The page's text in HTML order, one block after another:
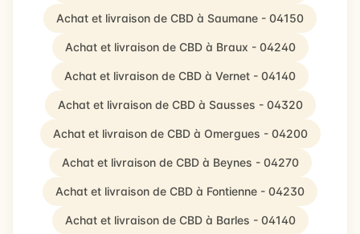
Achat et livraison de CBD à Saumane - 04150
Achat et livraison de CBD à Braux - 04240
Achat et livraison de CBD à Vernet - 04140
Achat et livraison de CBD à Sausses - 04320
Achat et livraison de CBD à Omergues - 04200
Achat et livraison de CBD à Beynes - 04270
Achat et livraison de CBD à Fontienne - 04230
Achat et livraison de CBD à Barles - 04140